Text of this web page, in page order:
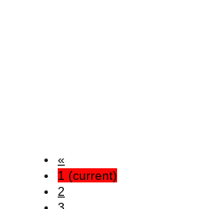
«
1 (current)
2